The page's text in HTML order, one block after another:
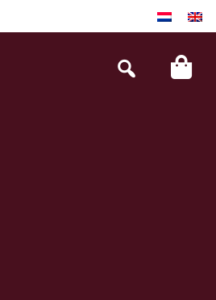
Search
this